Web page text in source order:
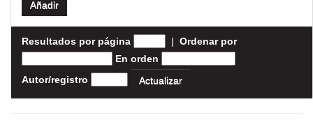
Resultados por página | Ordenar por
En orden
Autor/registro